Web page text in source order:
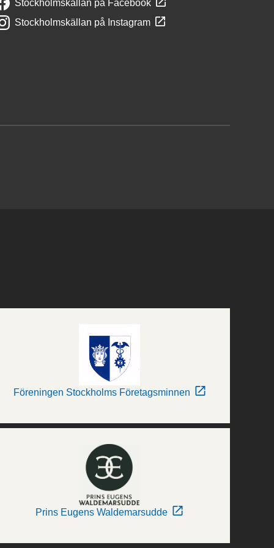
Stockholmskällan på Facebook
Stockholmskällan på Instagram
Föreningen Stockholms Företagsminnen
Prins Eugens Waldemarsudde